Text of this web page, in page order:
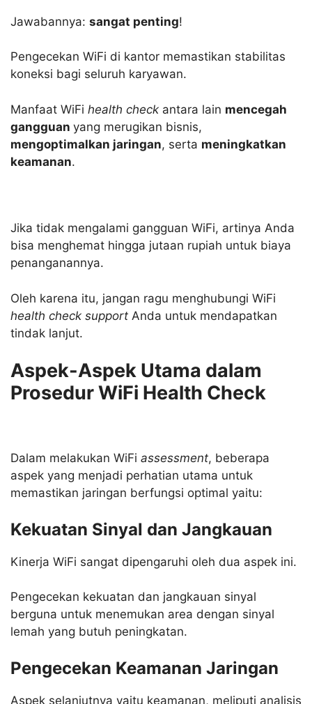
Jawabannya: sangat penting!
Pengecekan WiFi di kantor memastikan stabilitas
koneksi bagi seluruh karyawan.
Manfaat WiFi health check antara lain mencegah
gangguan yang merugikan bisnis,
mengoptimalkan jaringan, serta meningkatkan
keamanan.
Jika tidak mengalami gangguan WiFi, artinya Anda
bisa menghemat hingga jutaan rupiah untuk biaya
penanganannya.
Oleh karena itu, jangan ragu menghubungi WiFi
health check support Anda untuk mendapatkan
tindak lanjut.
Aspek-Aspek Utama dalam
Prosedur WiFi Health Check
Dalam melakukan WiFi assessment, beberapa
aspek yang menjadi perhatian utama untuk
memastikan jaringan berfungsi optimal yaitu:
Kekuatan Sinyal dan Jangkauan
Kinerja WiFi sangat dipengaruhi oleh dua aspek ini.
Pengecekan kekuatan dan jangkauan sinyal
berguna untuk menemukan area dengan sinyal
lemah yang butuh peningkatan.
Pengecekan Keamanan Jaringan
Aspek selanjutnya yaitu keamanan, meliputi analisis